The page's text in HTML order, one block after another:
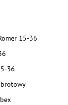
15-36
36